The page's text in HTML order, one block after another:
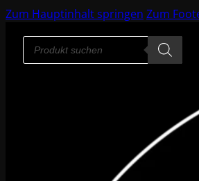
Zum Hauptinhalt springen Zum
Products
search